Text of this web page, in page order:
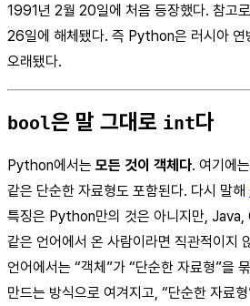
1991년 2월 20일에 처음 등장했다. 참고
26일에 해체됐다. 즉 Python은 러시아 연
오래됐다.
bool은 말 그대로 int다
Python에서는 모든 것이 객체다. 여기에는
같은 단순한 자료형도 포함된다. 다시 말해
특징은 Python만의 것은 아니지만,
같은 언어에서 온 사람이라면 직관적이지
언어에서는 “객체”가 “단순한 자료형”을
만드는 방식으로 여겨지고, “단순한 자료